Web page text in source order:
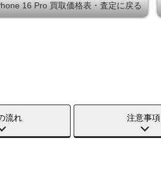
16 Pro 買取価格表・査定に戻る
流れ 注意事項